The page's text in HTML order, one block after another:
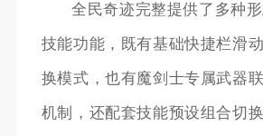
全民奇迹完整提供了多种
技能功能，既有基础快捷栏滑
换模式，也有魔剑士专属武器
机制，还配套技能预设组合切